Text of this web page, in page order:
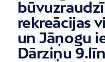
rekreācijas
un Jāņogu
Dārziņu